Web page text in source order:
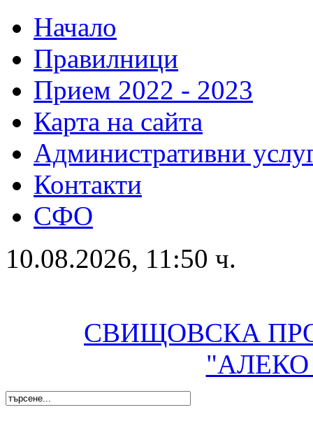
Начало
Правилници
Прием 2022 - 2023
Карта на сайта
Административни
Контакти
СФО
10.08.2026, 11:50 ч.
СВИЩОВСКА